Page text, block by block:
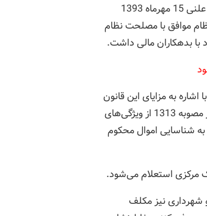
اجرای محکومیت‌های مالی را جهت اجرا به وزارت دادگستری ابلاغ کرد. این قانون در جلسه علنی 15 مهرماه 1393
تشخیص مصلحت نظام موافق با مصلحت نظام
به مزایای این قانون
اظهار کرد:ادغام 2 قانون نحوه اجرای محکومیت‌های مالی مصوب سال 1377 و قانون اعسار مصوبه 1313 از ویژگی‌های
شناسایی اموال محکوم
مرکزی استعلام می‌شود.
شهرداری نیز مکلف